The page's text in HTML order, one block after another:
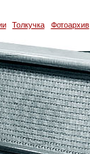
Толкучка Фотоархив